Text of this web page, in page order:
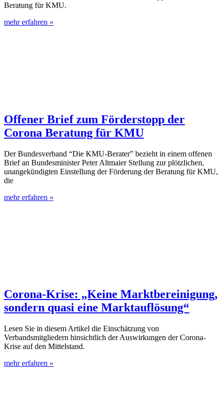
Beratung für KMU.
mehr erfahren »
Offener Brief zum Förderstopp der
Corona Beratung für KMU
Der Bundesverband “Die KMU-Berater” bezieht in einem offenen
Brief an Bundesminister Peter Altmaier Stellung zur plötzlichen,
unangekündigten Einstellung der Förderung der Beratung für KMU,
die
mehr erfahren »
Corona-Krise: „Keine Marktbereinigung,
sondern quasi eine Marktauflösung“
Lesen Sie in diesem Artikel die Einschätzung von
Verbandsmitgliedern hinsichtlich der Auswirkungen der Corona-
Krise auf den Mittelstand.
mehr erfahren »